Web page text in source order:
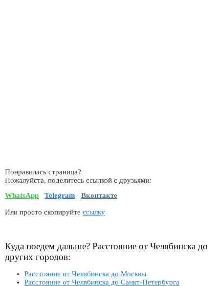
Понравилась страница?
Пожалуйста, поделитесь ссылкой с друзьями:
WhatsApp
Telegram Вконтакте
Или просто скопируйте ссылку
Куда поедем дальше? Расстояние от Челябинска до
других городов:
Расстояние от Челябинска до Москвы
Расстояние от Челябинска до Санкт-Петербурга